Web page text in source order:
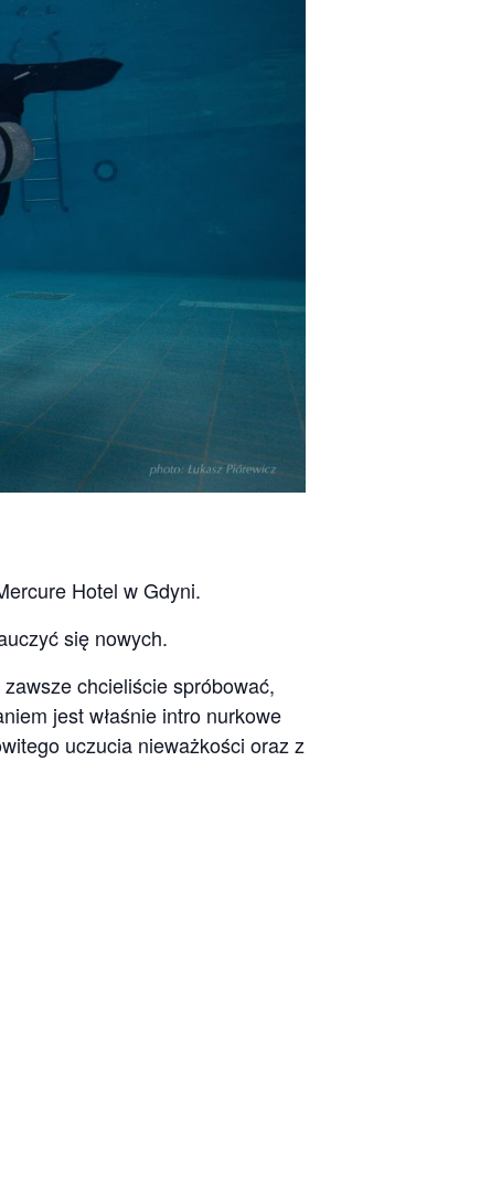
Hotel w Gdyni.
się nowych.
chcieliście spróbować,
jest właśnie intro nurkowe
uczucia nieważkości oraz z